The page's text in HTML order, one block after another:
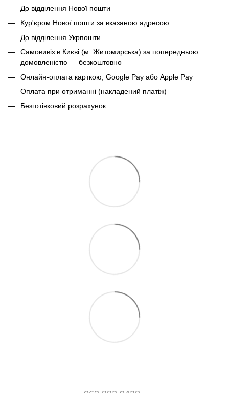
До відділення Нової пошти
Кур'єром Нової пошти за вказаною адресою
До відділення Укрпошти
Самовивіз в Києві (м. Житомирська) за попередньою
домовленістю — безкоштовно
Онлайн-оплата карткою, Google Pay або Apple Pay
Оплата при отриманні (накладений платіж)
Безготівковий розрахунок